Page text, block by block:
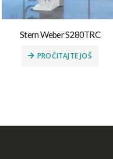
Stern Weber S280TRC
PROČITAJTE JOŠ